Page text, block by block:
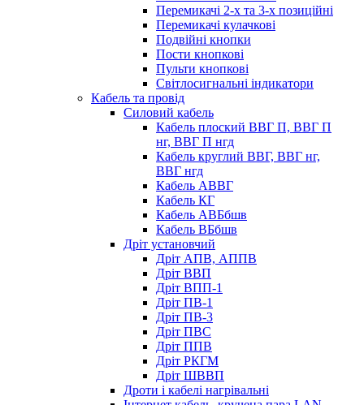
Перемикачі 2-х та 3-х позиційні
Перемикачі кулачкові
Подвійні кнопки
Пости кнопкові
Пульти кнопкові
Світлосигнальні індикатори
Кабель та провід
Силовий кабель
Кабель плоский ВВГ П, ВВГ П
нг, ВВГ П нгд
Кабель круглий ВВГ, ВВГ нг,
ВВГ нгд
Кабель АВВГ
Кабель КГ
Кабель АВБбшв
Кабель ВБбшв
Дріт установчий
Дріт АПВ, АППВ
Дріт ВВП
Дріт ВПП-1
Дріт ПВ-1
Дріт ПВ-3
Дріт ПВС
Дріт ППВ
Дріт РКГМ
Дріт ШВВП
Дроти і кабелі нагрівальні